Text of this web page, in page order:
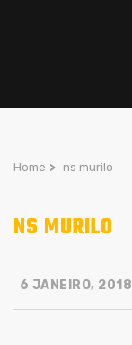
Home > ns murilo
NS MURILO
6 JANEIRO, 2018